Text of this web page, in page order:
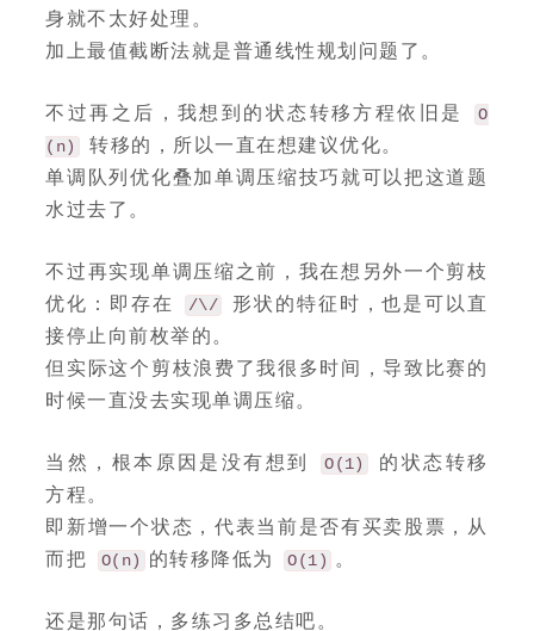
身就不太好处理。
加上最值截断法就是普通线性规划问题了。
不过再之后，我想到的状态转移方程依旧是
O
(n)
转移的，所以一直在想建议优化。
单调队列优化叠加单调压缩技巧就可以把这道题
水过去了。
不过再实现单调压缩之前，我在想另外一个剪枝
优化：即存在
/\/
形状的特征时，也是可以直
接停止向前枚举的。
但实际这个剪枝浪费了我很多时间，导致比赛的
时候一直没去实现单调压缩。
当然，根本原因是没有想到 O(1)
的状态转移
方程。
即新增一个状态，代表当前是否有买卖股票，从
而把
O(n) 的转移降低为 O(1) 。
还是那句话，多练习多总结吧。